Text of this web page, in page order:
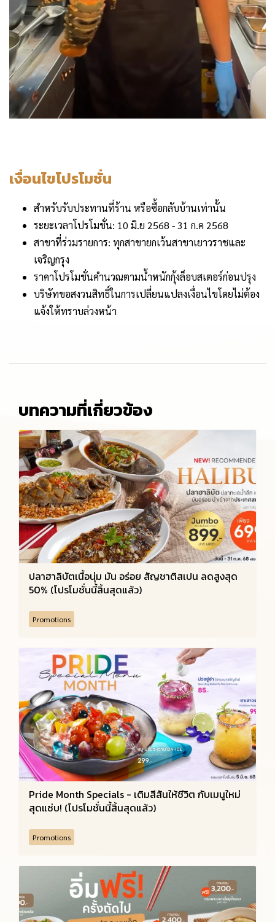
เงื่อนไขโปรโมชั่น
สำหรับรับประทานที่ร้าน หรือซื้อกลับบ้านเท่านั้น
ระยะเวลาโปรโมชั่น: 10 มิ.ย 2568 - 31 ก.ค 2568
สาขาที่ร่วมรายการ: ทุกสาขายกเว้นสาขาเยาวราชและ
เจริญกรุง
ราคาโปรโมชั่นคำนวณตามน้ำหนักกุ้งล็อบสเตอร์ก่อนปรุง
บริษัทขอสงวนสิทธิ์ในการเปลี่ยนแปลงเงื่อนไขโดยไม่ต้อง
แจ้งให้ทราบล่วงหน้า
บทความที่เกี่ยวข้อง
ปลาฮาลิบัตเนื้อนุ่ม มัน อร่อย สัญชาติสเปน ลดสูงสุด
50% (โปรโมชั่นนี้สิ้นสุดแล้ว)
Promotions
Pride Month Specials - เติมสีสันให้ชีวิต กับเมนูใหม่
สุดแซ่บ! (โปรโมชั่นนี้สิ้นสุดแล้ว)
Promotions